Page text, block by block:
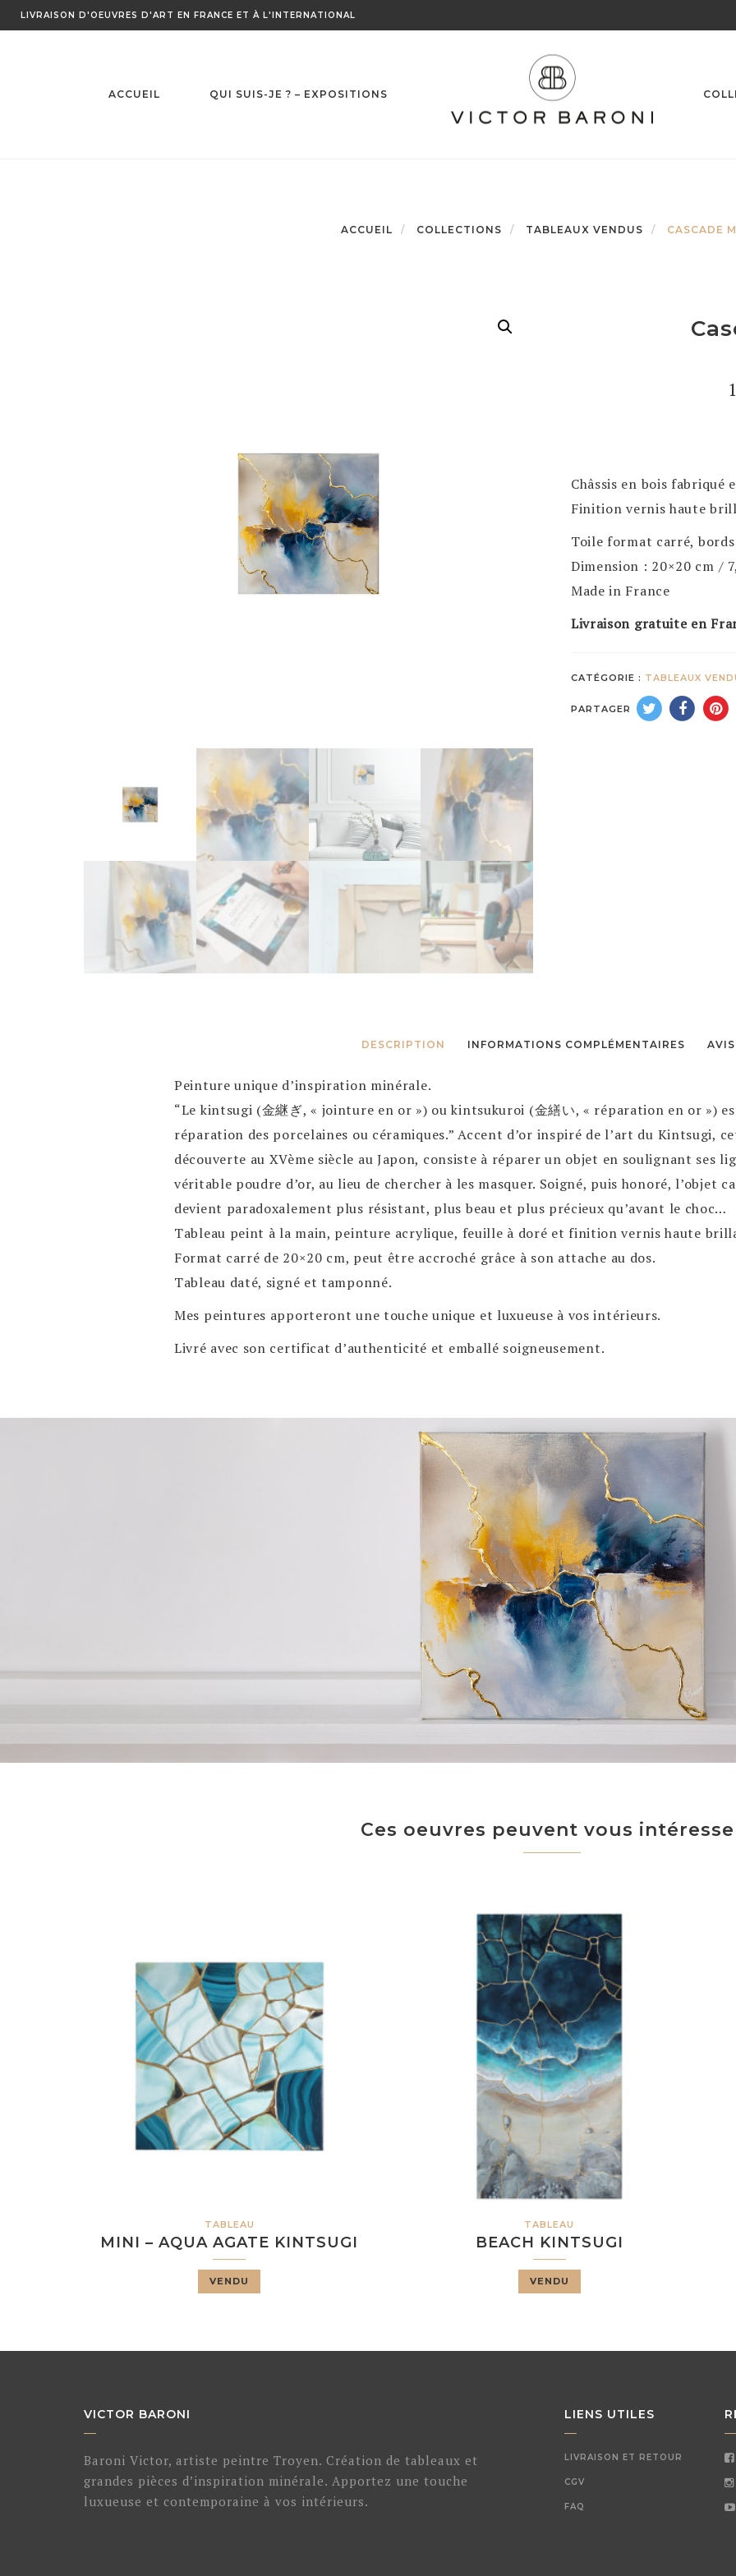
Skip
to
LIVRAISON D'OEUVRES D'ART EN FRANCE ET À L'INTERNATIONAL
ACCUEIL QUI SUIS-JE ? – EXPOSITIONS
ACCUEIL COLLECTIONS TABLEAUX VENDUS CASCADE
Châssis en bois fabriqué
Finition vernis haute
Toile format carré,
Dimension : 20×20 cm /
Made in France
Livraison gratuite en
CATÉGORIE : TABLEAUX
PARTAGER
DESCRIPTION INFORMATIONS COMPLÉMENTAIRES
Peinture unique d’inspiration minérale.
“Le kintsugi (金継ぎ, « jointure en or ») ou kintsukuroi (金繕い, « réparation en or »)
réparation des porcelaines ou céramiques.” Accent d’or inspiré de l’art du Kintsugi,
découverte au XVème siècle au Japon, consiste à réparer un objet en soulignant ses
véritable poudre d’or, au lieu de chercher à les masquer. Soigné, puis honoré, l’objet
devient paradoxalement plus résistant, plus beau et plus précieux qu’avant le choc…
Tableau peint à la main, peinture acrylique, feuille à doré et finition vernis haute
Format carré de 20×20 cm, peut être accroché grâce à son attache au dos.
Tableau daté, signé et tamponné.
Mes peintures apporteront une touche unique et luxueuse à vos intérieurs.
Livré avec son certificat d’authenticité et emballé soigneusement.
Ces oeuvres peuvent vous
TABLEAU
MINI – AQUA AGATE KINTSUGI
VENDU
TABLEAU
BEACH KINTSUGI
VENDU
VICTOR BARONI
Baroni Victor, artiste peintre Troyen. Création de tableaux et
grandes pièces d’inspiration minérale. Apportez une touche
luxueuse et contemporaine à vos intérieurs.
LIENS UTILES
LIVRAISON ET RETOUR
CGV
FAQ